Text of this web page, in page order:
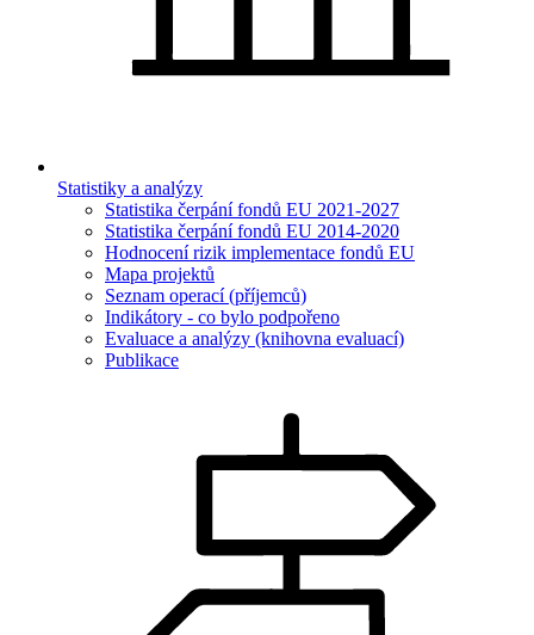
Statistiky a analýzy
Statistika čerpání fondů EU 2021-2027
Statistika čerpání fondů EU 2014-2020
Hodnocení rizik implementace fondů EU
Mapa projektů
Seznam operací (příjemců)
Indikátory - co bylo podpořeno
Evaluace a analýzy (knihovna evaluací)
Publikace